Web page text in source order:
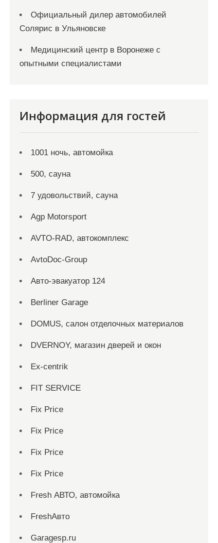
Официальный дилер автомобилей
Солярис в Ульяновске
Медицинский центр в Воронеже с
опытными специалистами
Информация для гостей
1001 ночь, автомойка
500, сауна
7 удовольствий, сауна
Agp Motorsport
AVTO-RAD, автокомплекс
AvtoDoc-Group
Aвто-эвакуатор 124
Berliner Garage
DOMUS, салон отделочных материалов
DVERNOY, магазин дверей и окон
Ex-centrik
FIT SERVICE
Fix Price
Fix Price
Fix Price
Fix Price
Fresh АВТО, автомойка
FreshАвто
Garagesp.ru